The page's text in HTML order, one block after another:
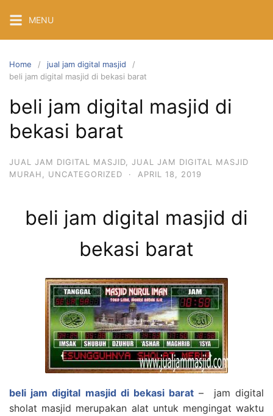
content
MENU
Home
jual jam digital masjid
beli jam digital masjid di bekasi barat
beli jam digital masjid di
bekasi barat
JUAL JAM DIGITAL MASJID
JUAL JAM DIGITAL MASJID
MURAH
UNCATEGORIZED · APRIL 18, 2019
beli jam digital masjid di
bekasi barat
beli jam digital masjid di bekasi barat – jam digital
sholat masjid merupakan alat untuk mengingat waktu